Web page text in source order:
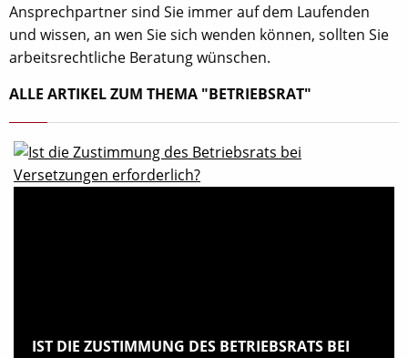
Ansprechpartner sind Sie immer auf dem Laufenden
und wissen, an wen Sie sich wenden können, sollten Sie
arbeitsrechtliche Beratung wünschen.
ALLE ARTIKEL ZUM THEMA "BETRIEBSRAT"
IST DIE ZUSTIMMUNG DES BETRIEBSRATS BEI